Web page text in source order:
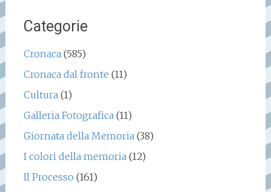
Categorie
Cronaca (585)
Cronaca dal fronte (11)
Cultura (1)
Galleria Fotografica (11)
Giornata della Memoria (38)
I colori della memoria (12)
Il Processo (161)